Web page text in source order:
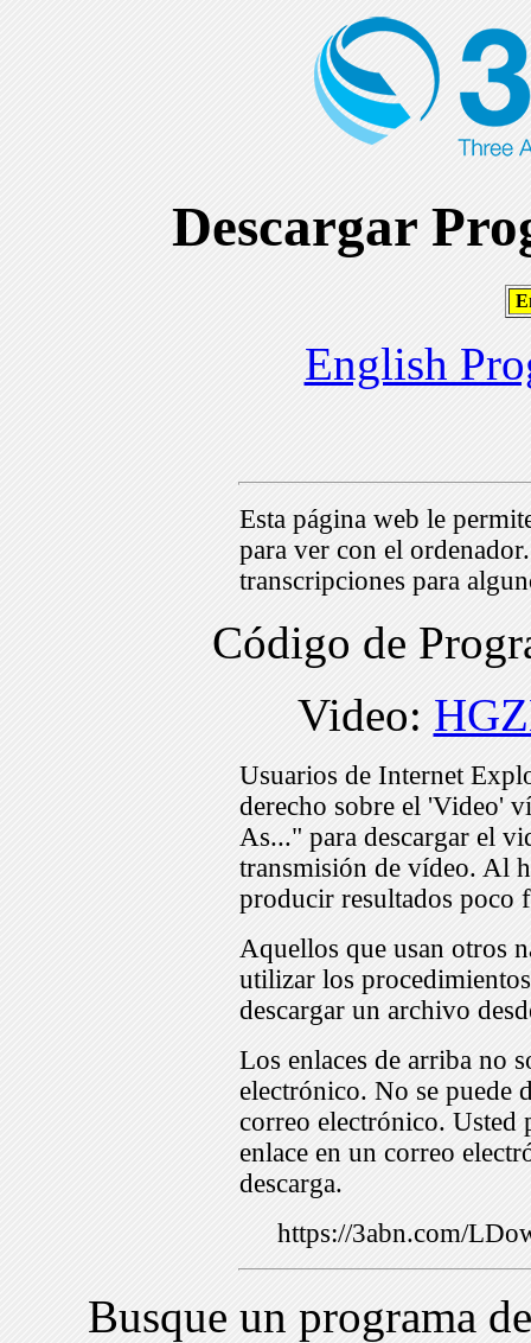
Descargar
English
Esta página web le
para ver con el
transcripciones para
Código de
Video:
Usuarios de Internet
derecho sobre el 'Video'
As..." para descargar el
transmisión de vídeo. Al
producir resultados poco
Aquellos que usan otros
utilizar los
descargar un archivo
Los enlaces de arriba no
electrónico. No se puede
correo electrónico. Usted
enlace en un correo
descarga.
https://3abn.com/
Busque un programa